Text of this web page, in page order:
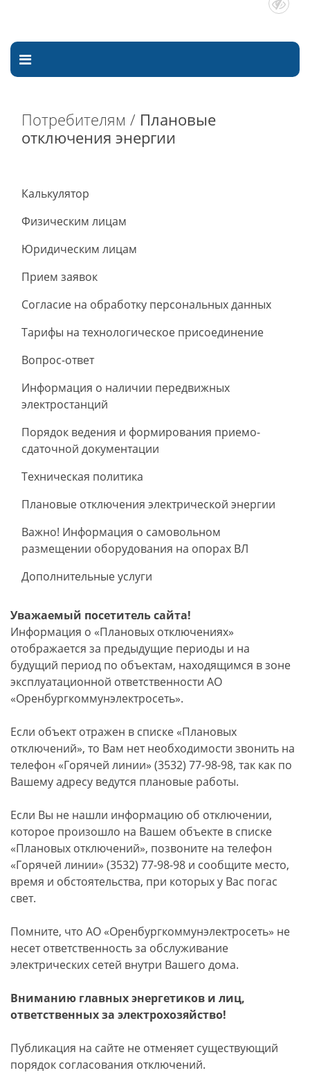
Потребителям / Плановые
отключения энергии
Калькулятор
Физическим лицам
Юридическим лицам
Прием заявок
Согласие на обработку персональных данных
Тарифы на технологическое присоединение
Вопрос-ответ
Информация о наличии передвижных
электростанций
Порядок ведения и формирования приемо-
сдаточной документации
Техническая политика
Плановые отключения электрической энергии
Важно! Информация о самовольном
размещении оборудования на опорах ВЛ
Дополнительные услуги
Уважаемый посетитель сайта!
Информация о «Плановых отключениях»
отображается за предыдущие периоды и на
будущий период по объектам, находящимся в зоне
эксплуатационной ответственности АО
«Оренбургкоммунэлектросеть».
Если объект отражен в списке «Плановых
отключений», то Вам нет необходимости звонить на
телефон «Горячей линии» (3532) 77-98-98, так как по
Вашему адресу ведутся плановые работы.
Если Вы не нашли информацию об отключении,
которое произошло на Вашем объекте в списке
«Плановых отключений», позвоните на телефон
«Горячей линии» (3532) 77-98-98 и сообщите место,
время и обстоятельства, при которых у Вас погас
свет.
Помните, что АО «Оренбургкоммунэлектросеть» не
несет ответственность за обслуживание
электрических сетей внутри Вашего дома.
Вниманию главных энергетиков и лиц,
ответственных за электрохозяйство!
Публикация на сайте не отменяет существующий
порядок согласования отключений.